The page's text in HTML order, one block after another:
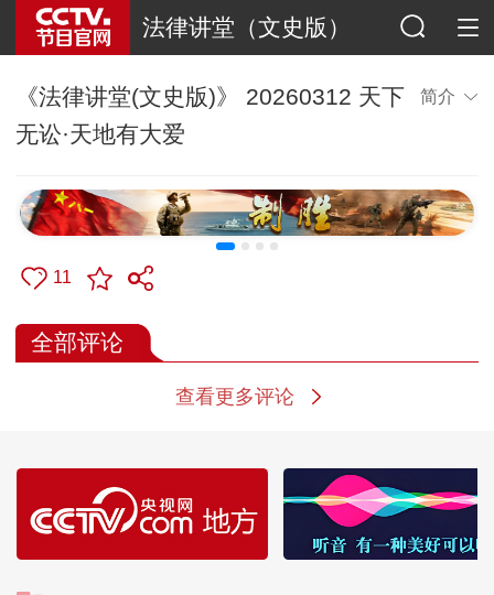
法律讲堂（文史版）
《法律讲堂(文史版)》 20260312 天下
无讼·天地有大爱
简介
11
全部评论
查看更多评论